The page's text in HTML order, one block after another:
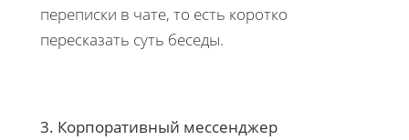
переписки в чате, то есть коротко
пересказать суть беседы.
3. Корпоративный мессенджер